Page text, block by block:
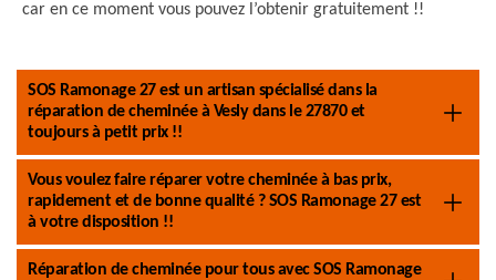
car en ce moment vous pouvez l’obtenir gratuitement !!
SOS Ramonage 27 est un artisan spécialisé dans la
réparation de cheminée à Vesly dans le 27870 et
toujours à petit prix !!
Vous voulez faire réparer votre cheminée à bas prix,
rapidement et de bonne qualité ? SOS Ramonage 27 est
à votre disposition !!
Réparation de cheminée pour tous avec SOS Ramonage